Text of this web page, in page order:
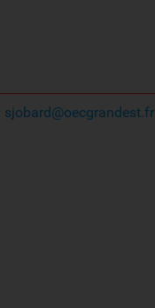
sjobard@oecgrandest.fr